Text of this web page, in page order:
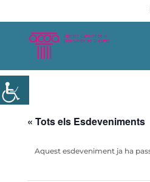
« Tots els Esdeveniments
Aquest esdeveniment ja ha